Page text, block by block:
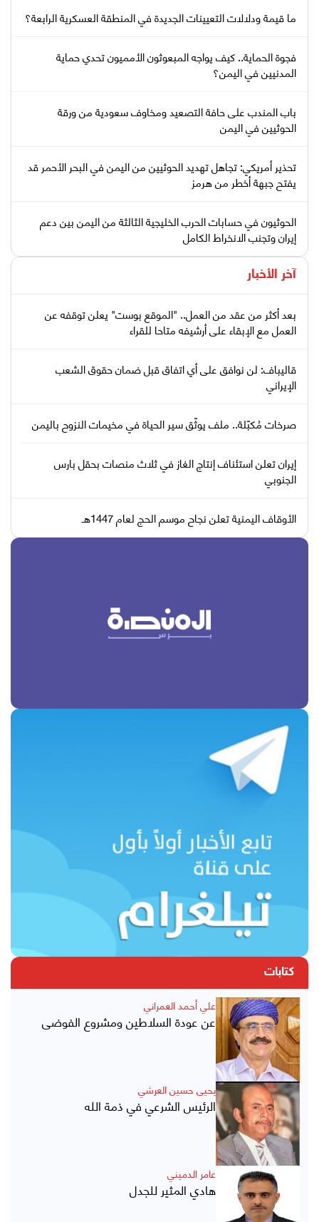
ما قيمة ودلالات التعيينات الجديدة في المنطقة العسكرية الرابعة؟
فجوة الحماية.. كيف يواجه المبعوثون الأمميون تحدي حماية
المدنيين في اليمن؟
باب المندب على حافة التصعيد ومخاوف سعودية من ورقة
الحوثيين في اليمن
تحذير أمريكي: تجاهل تهديد الحوثيين من اليمن في البحر الأحمر قد
يفتح جبهة أخطر من هرمز
الحوثيون في حسابات الحرب الخليجية الثالثة من اليمن بين دعم
إيران وتجنب الانخراط الكامل
آخر الأخبار
بعد أكثر من عقد من العمل.. "الموقع بوست" يعلن توقفه عن
العمل مع الإبقاء على أرشيفه متاحا للقراء
قاليباف: لن نوافق على أي اتفاق قبل ضمان حقوق الشعب
الإيراني
صرخات مُكبّلة.. ملف يوثّق سير الحياة في مخيمات النزوح باليمن
إيران تعلن استئناف إنتاج الغاز في ثلاث منصات بحقل بارس
الجنوبي
الأوقاف اليمنية تعلن نجاح موسم الحج لعام 1447هـ
كتابات
علي أحمد العمراني
عن عودة السلاطين ومشروع الفوضى
يحيى حسين العرشي
الرئيس الشرعي في ذمة الله
عامر الدميني
هادي المثير للجدل